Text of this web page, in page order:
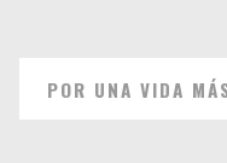
POR UNA VIDA